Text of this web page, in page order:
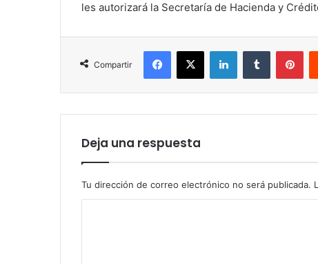
les autorizará la Secretaría de Hacienda y
Compartir
Facebook
X LinkedInTumblr
Deja una respuesta
Tu dirección de correo electrónico no será publicada.